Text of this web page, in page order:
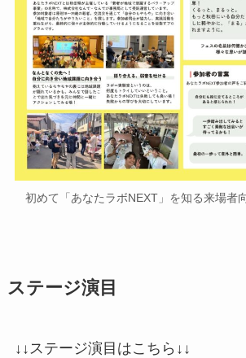
初めて「あなたラボNEXT」を知る来場者
ステージ演目
↓↓ステージ演目はこちら↓↓